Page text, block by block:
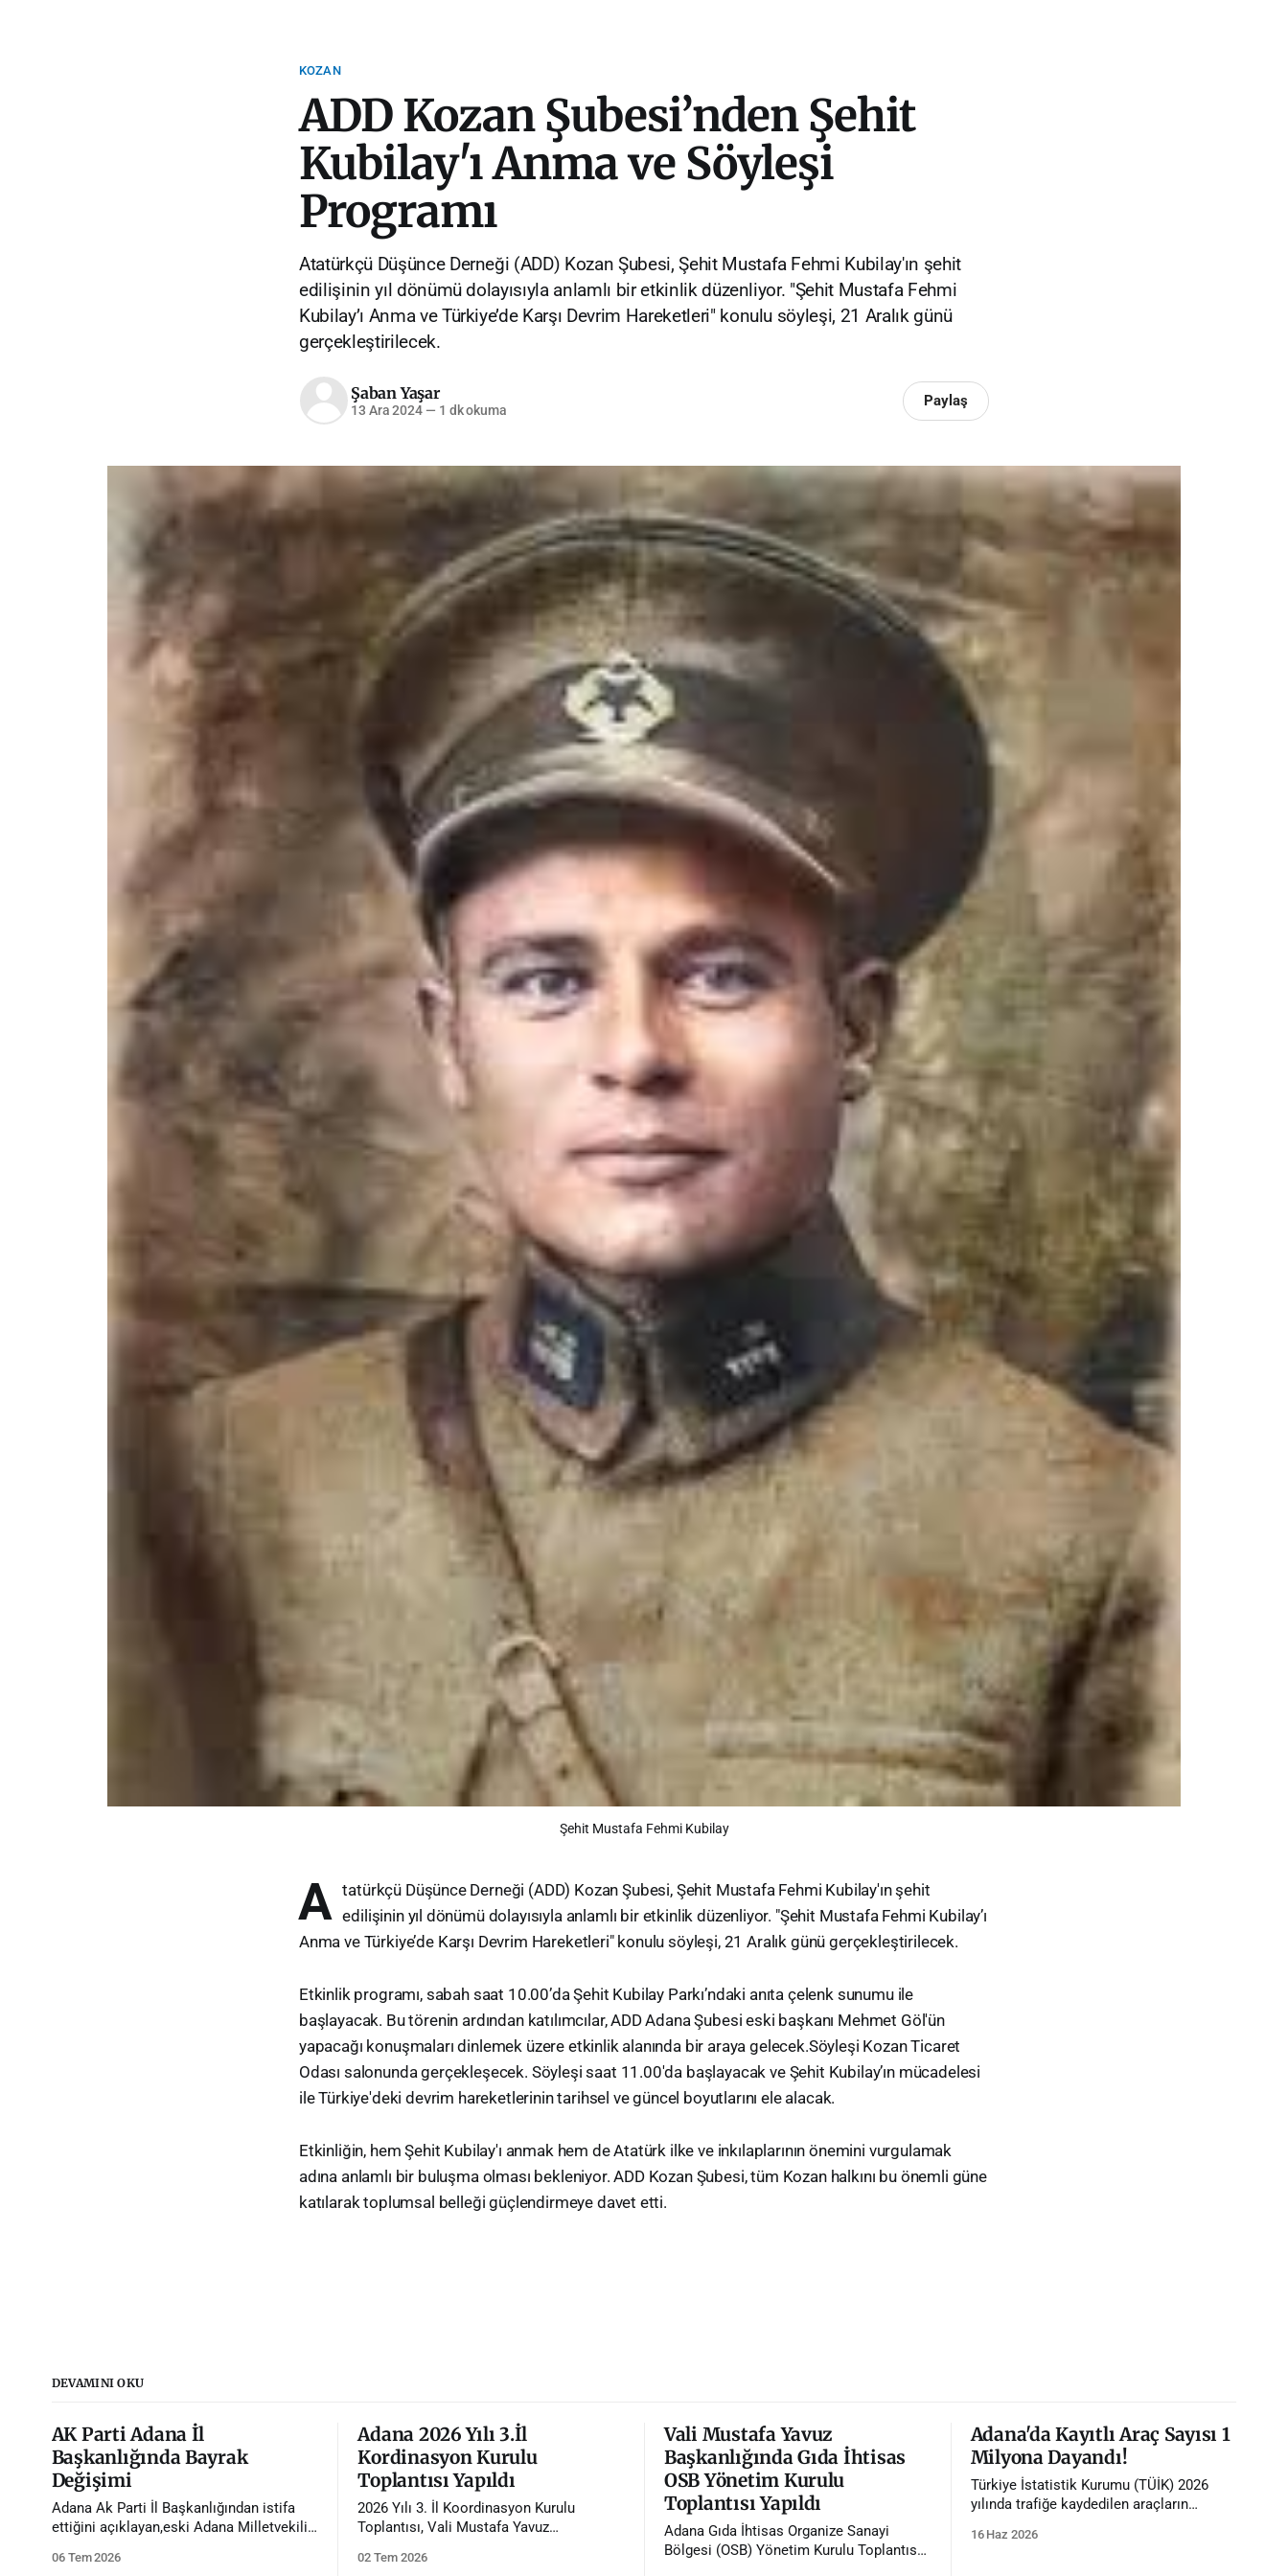
KOZAN
ADD Kozan Şubesi’nden Şehit
Kubilay'ı Anma ve Söyleşi
Programı
Atatürkçü Düşünce Derneği (ADD) Kozan Şubesi, Şehit Mustafa Fehmi Kubilay'ın şehit
edilişinin yıl dönümü dolayısıyla anlamlı bir etkinlik düzenliyor. "Şehit Mustafa Fehmi
Kubilay’ı Anma ve Türkiye’de Karşı Devrim Hareketleri" konulu söyleşi, 21 Aralık günü
gerçekleştirilecek.
Şaban Yaşar
13 Ara 2024 — 1 dk okuma
Paylaş
Şehit Mustafa Fehmi Kubilay
A tatürkçü Düşünce Derneği (ADD) Kozan Şubesi, Şehit Mustafa Fehmi Kubilay'ın şehit
edilişinin yıl dönümü dolayısıyla anlamlı bir etkinlik düzenliyor. "Şehit Mustafa Fehmi Kubilay’ı
Anma ve Türkiye’de Karşı Devrim Hareketleri" konulu söyleşi, 21 Aralık günü gerçekleştirilecek.
Etkinlik programı, sabah saat 10.00’da Şehit Kubilay Parkı’ndaki anıta çelenk sunumu ile
başlayacak. Bu törenin ardından katılımcılar, ADD Adana Şubesi eski başkanı Mehmet Göl'ün
yapacağı konuşmaları dinlemek üzere etkinlik alanında bir araya gelecek.Söyleşi Kozan Ticaret
Odası salonunda gerçekleşecek. Söyleşi saat 11.00'da başlayacak ve Şehit Kubilay’ın mücadelesi
ile Türkiye'deki devrim hareketlerinin tarihsel ve güncel boyutlarını ele alacak.
Etkinliğin, hem Şehit Kubilay'ı anmak hem de Atatürk ilke ve inkılaplarının önemini vurgulamak
adına anlamlı bir buluşma olması bekleniyor. ADD Kozan Şubesi, tüm Kozan halkını bu önemli güne
katılarak toplumsal belleği güçlendirmeye davet etti.
DEVAMINI OKU
AK Parti Adana İl
Başkanlığında Bayrak
Değişimi
Adana Ak Parti İl Başkanlığından istifa
ettiğini açıklayan,eski Adana Milletvekili
Özkan atandı.
06 Tem 2026
Adana 2026 Yılı 3.İl
Kordinasyon Kurulu
Toplantısı Yapıldı
2026 Yılı 3. İl Koordinasyon Kurulu
Toplantısı, Vali Mustafa Yavuz
02 Tem 2026
Vali Mustafa Yavuz
Başkanlığında Gıda İhtisas
OSB Yönetim Kurulu
Toplantısı Yapıldı
Adana Gıda İhtisas Organize Sanayi
Bölgesi (OSB) Yönetim Kurulu Toplantısı,
Adana'da Kayıtlı Araç Sayısı 1
Milyona Dayandı!
Türkiye İstatistik Kurumu (TÜİK) 2026
yılında trafiğe kaydedilen araçların
Adana'da trafiğe kayıtlı araç sayısı 1
16 Haz 2026